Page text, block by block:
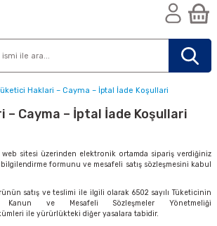
Haklari – Cayma – İptal İade Koşullari
– Cayma – İptal İade Koşullari
sitesi üzerinden elektronik ortamda sipariş verdiğiniz
formunu ve mesafeli satış sözleşmesini kabul
satış ve teslimi ile ilgili olarak 6502 sayılı Tüketicinin
Kanun ve Mesafeli Sözleşmeler Yönetmeliği
ile yürürlükteki diğer yasalara tabidir.